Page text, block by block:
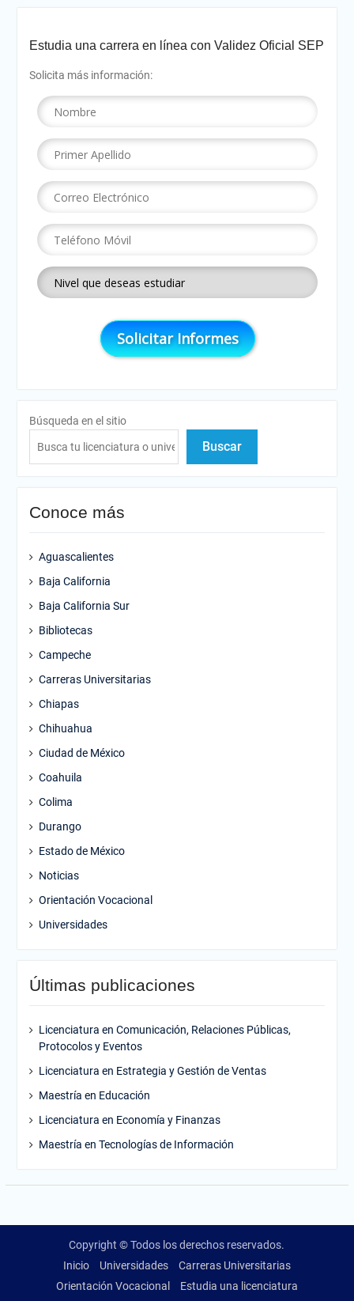
Estudia una carrera en línea con Validez Oficial SEP
Solicita más información:
Búsqueda en el sitio
Buscar
Conoce más
Aguascalientes
Baja California
Baja California Sur
Bibliotecas
Campeche
Carreras Universitarias
Chiapas
Chihuahua
Ciudad de México
Coahuila
Colima
Durango
Estado de México
Noticias
Orientación Vocacional
Universidades
Últimas publicaciones
Licenciatura en Comunicación, Relaciones Públicas,
Protocolos y Eventos
Licenciatura en Estrategia y Gestión de Ventas
Maestría en Educación
Licenciatura en Economía y Finanzas
Maestría en Tecnologías de Información
Copyright © Todos los derechos reservados.
Inicio
Universidades
Carreras Universitarias
Orientación Vocacional
Estudia una licenciatura